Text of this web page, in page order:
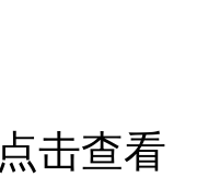
点击查看